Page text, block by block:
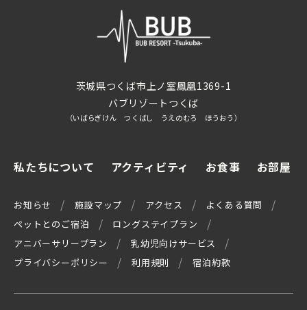
茨城県つくば市上ノ室鳳凰1369-1
バブリゾートつくば
（いばらぎけん つくばし うえのむろ ほうおう）
私たちについて アクティビティ お食事 お部屋
お知らせ 施設マップ アクセス
よくある質問
ペットとのご宿泊
ロングステイプラン
アニバーサリープラン
乳幼児向けサービス
プライバシーポリシー
利用規則 宿泊約款